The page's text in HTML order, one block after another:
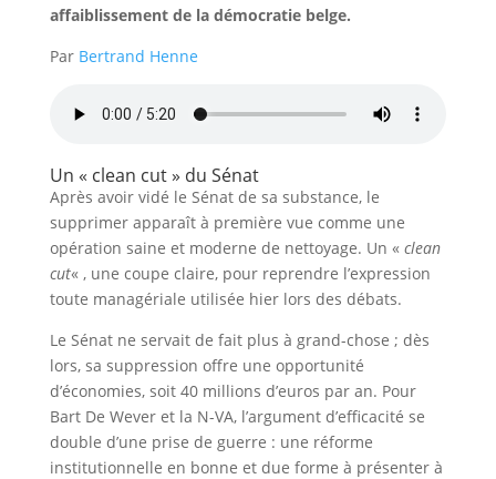
affaiblissement de la démocratie belge.
Par Bertrand Henne
Un « clean cut » du Sénat
Après avoir vidé le Sénat de sa substance, le
supprimer apparaît à première vue comme une
opération saine et moderne de nettoyage. Un « clean
cut« , une coupe claire, pour reprendre l’expression
toute managériale utilisée hier lors des débats.
Le Sénat ne servait de fait plus à grand-chose ; dès
lors, sa suppression offre une opportunité
d’économies, soit 40 millions d’euros par an. Pour
Bart De Wever et la N-VA, l’argument d’efficacité se
double d’une prise de guerre : une réforme
institutionnelle en bonne et due forme à présenter à